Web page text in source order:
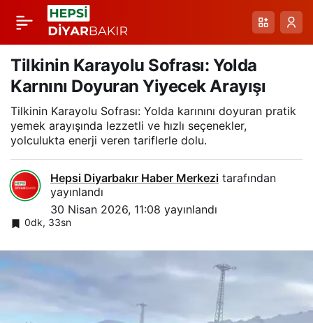
Tilkinin Karayolu Sofrası: Yolda
Karnını Doyuran Yiyecek Arayışı
Tilkinin Karayolu Sofrası: Yolda karınını doyuran pratik
yemek arayışında lezzetli ve hızlı seçenekler,
yolculukta enerji veren tariflerle dolu.
Hepsi Diyarbakır Haber Merkezi tarafından
yayınlandı
30 Nisan 2026, 11:08 yayınlandı
0dk, 33sn
Karlı Şantiye Yolu İçin
Ekipler Zorlu Koşullara
Rağmen Çalışıyor
Paylaş